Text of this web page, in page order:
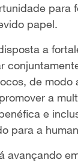
para
papel.
a
de
a
e
para a
avançando